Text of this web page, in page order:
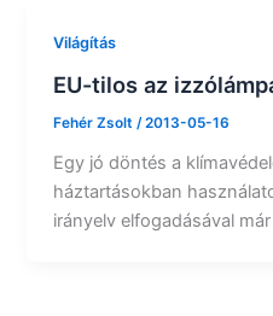
Világítás
EU-tilos az
Fehér Zsolt/2013-05-16
Egy jó döntés a
háztartásokban
irányelv elfogadásával